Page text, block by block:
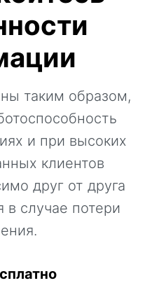
таким образом,
и при высоких
клиентов
друг от друга
в случае потери